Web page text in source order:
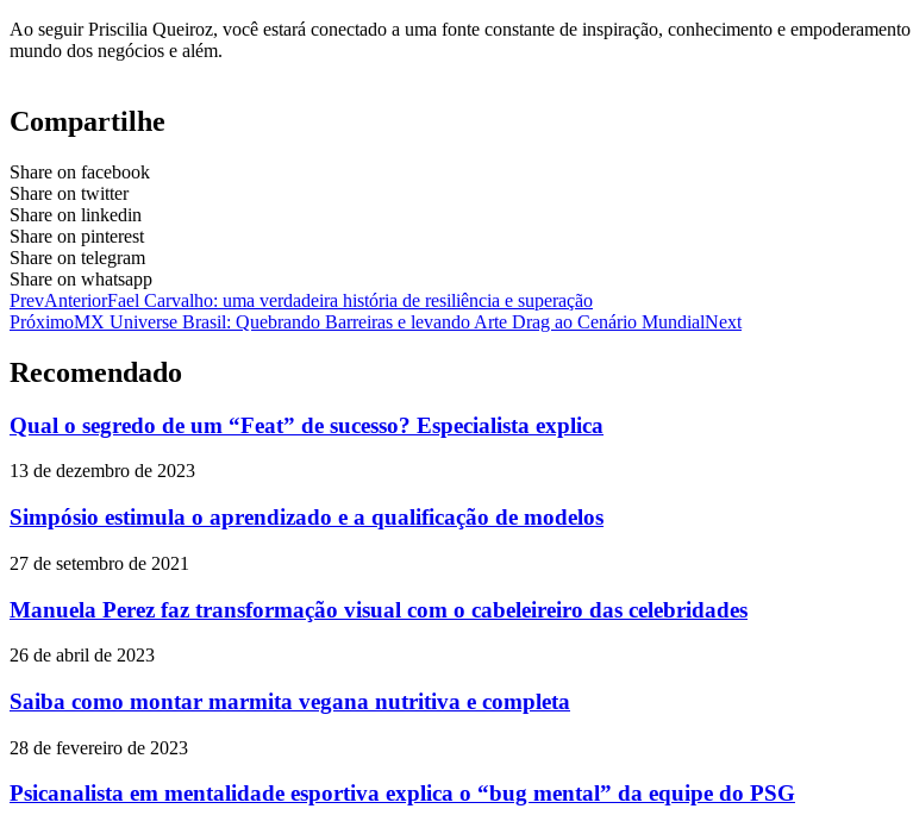
Ao seguir Priscilia Queiroz, você estará conectado a uma fonte constante de inspiração, conhecimento e
mundo dos negócios e além.
Compartilhe
Share on facebook
Share on twitter
Share on linkedin
Share on pinterest
Share on telegram
Share on whatsapp
PrevAnteriorFael Carvalho: uma verdadeira história de resiliência e superação
PróximoMX Universe Brasil: Quebrando Barreiras e levando Arte Drag ao Cenário MundialNext
Recomendado
Qual o segredo de um “Feat” de sucesso? Especialista explica
13 de dezembro de 2023
Simpósio estimula o aprendizado e a qualificação de modelos
27 de setembro de 2021
Manuela Perez faz transformação visual com o cabeleireiro das celebridades
26 de abril de 2023
Saiba como montar marmita vegana nutritiva e completa
28 de fevereiro de 2023
Psicanalista em mentalidade esportiva explica o “bug mental” da equipe do PSG